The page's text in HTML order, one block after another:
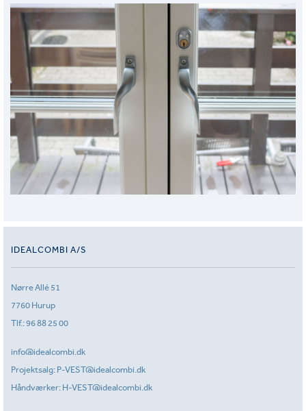
IDEALCOMBI A/S
Nørre Allé 51
7760 Hurup
Tlf.:96 88 25 00
info@idealcombi.dk
Projektsalg: P-VEST@idealcombi.dk
Håndværker: H-VEST@idealcombi.dk